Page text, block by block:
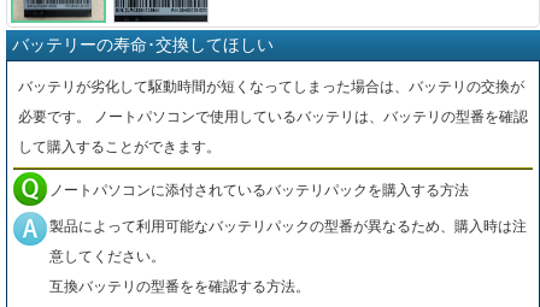
バッテリーの寿命･交換してほしい
バッテリが劣化して駆動時間が短くなってしまった場合は、バッテリの交換が
必要です。 ノートパソコンで使用しているバッテリは、バッテリの型番を確認
して購入することができます。
ノートパソコンに添付されているバッテリパックを購入する方法
製品によって利用可能なバッテリパックの型番が異なるため、購入時は注
意してください。
互換バッテリの型番をを確認する方法。